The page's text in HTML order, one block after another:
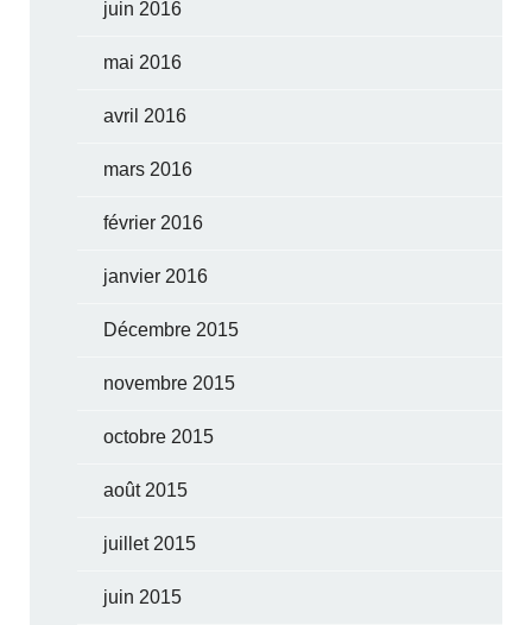
juin 2016
mai 2016
avril 2016
mars 2016
février 2016
janvier 2016
Décembre 2015
novembre 2015
octobre 2015
août 2015
juillet 2015
juin 2015